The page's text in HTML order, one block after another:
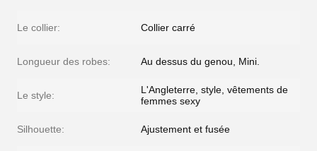
Le collier: Collier carré
Longueur des robes: Au dessus du genou, Mini.
Le style:
L'Angleterre, style, vêtements de
femmes sexy
Silhouette: Ajustement et fusée